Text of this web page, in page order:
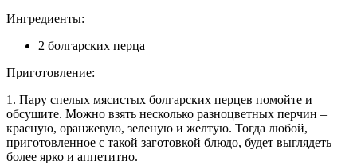
Ингредиенты:
2 болгарских перца
Приготовление:
1. Пару спелых мясистых болгарских перцев помойте и
обсушите. Можно взять несколько разноцветных перчин –
красную, оранжевую, зеленую и желтую. Тогда любой,
приготовленное с такой заготовкой блюдо, будет выглядеть
более ярко и аппетитно.